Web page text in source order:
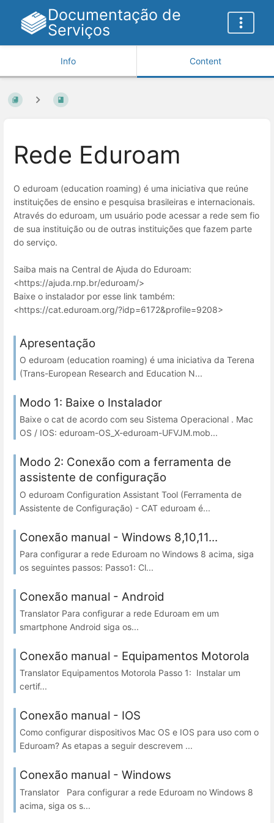
Documentação de
Serviços
Info Content
Rede Eduroam
O eduroam (education roaming) é uma iniciativa que reúne
instituições de ensino e pesquisa brasileiras e internacionais.
Através do eduroam, um usuário pode acessar a rede sem fio
de sua instituição ou de outras instituições que fazem parte
do serviço.
Saiba mais na Central de Ajuda do Eduroam:
<https://ajuda.rnp.br/eduroam/>
Baixe o instalador por esse link também:
<https://cat.eduroam.org/?idp=6172&profile=9208>
Apresentação
O eduroam (education roaming) é uma iniciativa da Terena
(Trans-European Research and Education N...
Modo 1: Baixe o Instalador
Baixe o cat de acordo com seu Sistema Operacional . Mac
OS / IOS: eduroam-OS_X-eduroam-UFVJM.mob...
Modo 2: Conexão com a ferramenta de
assistente de configuração
O eduroam Configuration Assistant Tool (Ferramenta de
Assistente de Configuração) - CAT eduroam é...
Conexão manual - Windows 8,10,11...
Para configurar a rede Eduroam no Windows 8 acima, siga
os seguintes passos: Passo1: Cl...
Conexão manual - Android
Translator Para configurar a rede Eduroam em um
smartphone Android siga os...
Conexão manual - Equipamentos Motorola
Translator Equipamentos Motorola Passo 1: Instalar um
certif...
Conexão manual - IOS
Como configurar dispositivos Mac OS e IOS para uso com o
Eduroam? As etapas a seguir descrevem ...
Conexão manual - Windows
Translator Para configurar a rede Eduroam no Windows 8
acima, siga os s...